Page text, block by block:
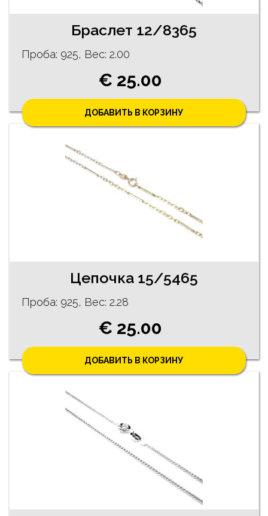
Браслет 12/8365
Проба: 925, Bес: 2.00
€ 25.00
ДОБАВИТЬ В КОРЗИНУ
Цепочка 15/5465
Проба: 925, Bес: 2.28
€ 25.00
ДОБАВИТЬ В КОРЗИНУ